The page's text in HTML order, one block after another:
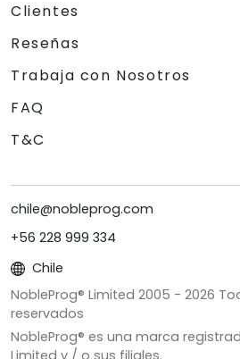
Clientes
Reseñas
Trabaja con Nosotros
FAQ
T&C
chile@nobleprog.com
+56 228 999 334
Chile
NobleProg® Limited 2005 - 2026
reservados
NobleProg® es una marca